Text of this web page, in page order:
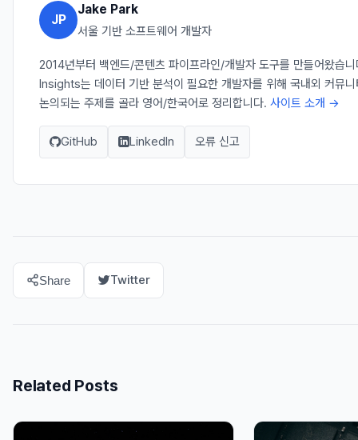
JP
Jake Park
서울 기반 소프트웨어 개발자
2014년부터 백엔드/콘텐츠 파이프라인/개발자 도구를 만들어왔습
Insights는 데이터 기반 분석이 필요한 개발자를 위해 국내외 커뮤
논의되는 주제를 골라 영어/한국어로 정리합니다. 사이트 소개 →
GitHub LinkedIn 오류 신고
Share Twitter
Related Posts